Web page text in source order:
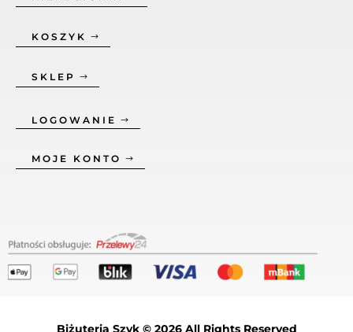
KOSZYK
SKLEP
LOGOWANIE
MOJE KONTO
Biżuteria Szyk © 2026 All Rights Reserved